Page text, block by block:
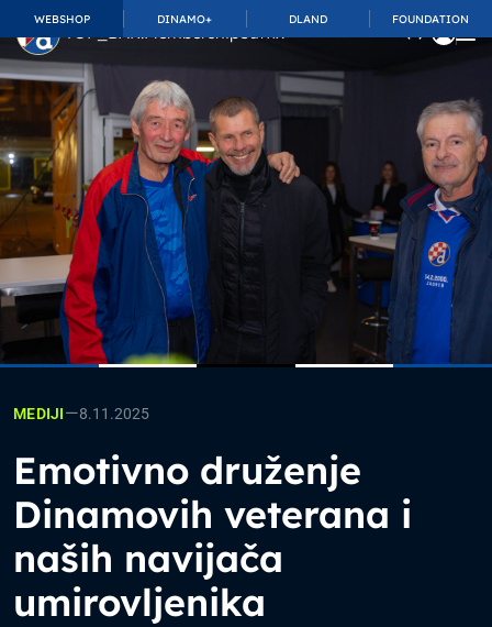
WEBSHOP DINAMO+ DLAND FOUNDATION
TOP_BAR.MembershipSuffix
MEDIJI—8.11.2025
Emotivno druženje
Dinamovih veterana i
naših navijača
umirovljenika